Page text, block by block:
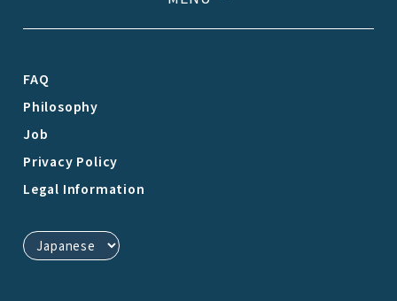
FAQ
Philosophy
Job
Privacy Policy
Legal Information